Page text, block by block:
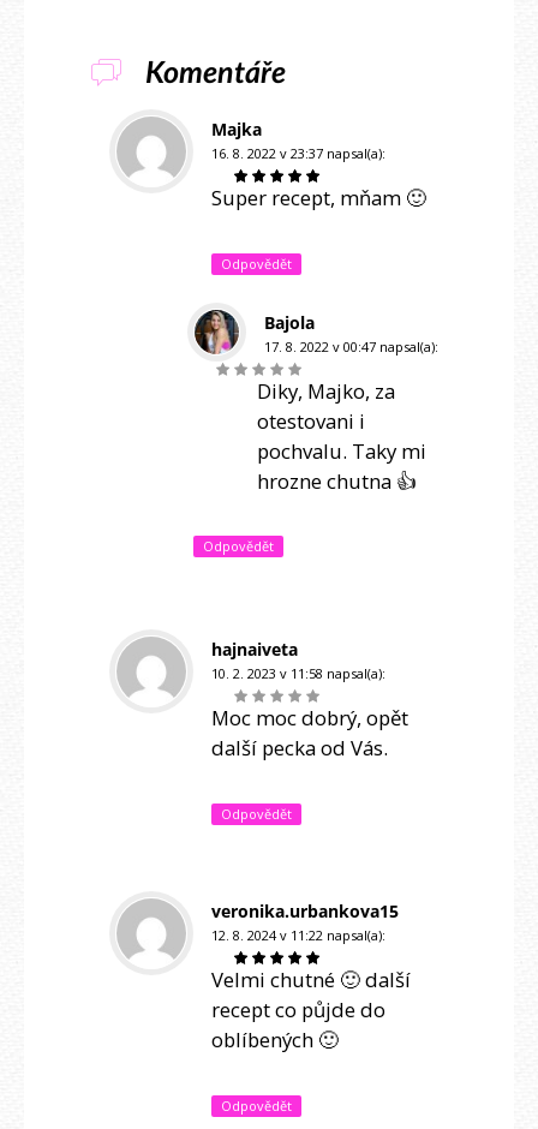
Komentáře
Majka
16. 8. 2022 v 23:37 napsal(a):
Super recept, mňam 🙂
Odpovědět
Bajola
17. 8. 2022 v 00:47 napsal(a):
Diky, Majko, za
otestovani i
pochvalu. Taky mi
hrozne chutna 👍
Odpovědět
hajnaiveta
10. 2. 2023 v 11:58 napsal(a):
Moc moc dobrý, opět
další pecka od Vás.
Odpovědět
veronika.urbankova15
12. 8. 2024 v 11:22 napsal(a):
Velmi chutné 🙂 další
recept co půjde do
oblíbených 🙂
Odpovědět